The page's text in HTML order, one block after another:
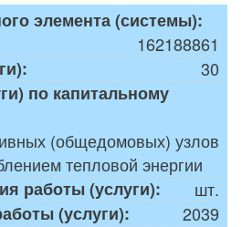
элемента (системы):
162188861
30
по капитальному
(общедомовых) узлов
тепловой энергии
работы (услуги):
шт.
(услуги):
2039